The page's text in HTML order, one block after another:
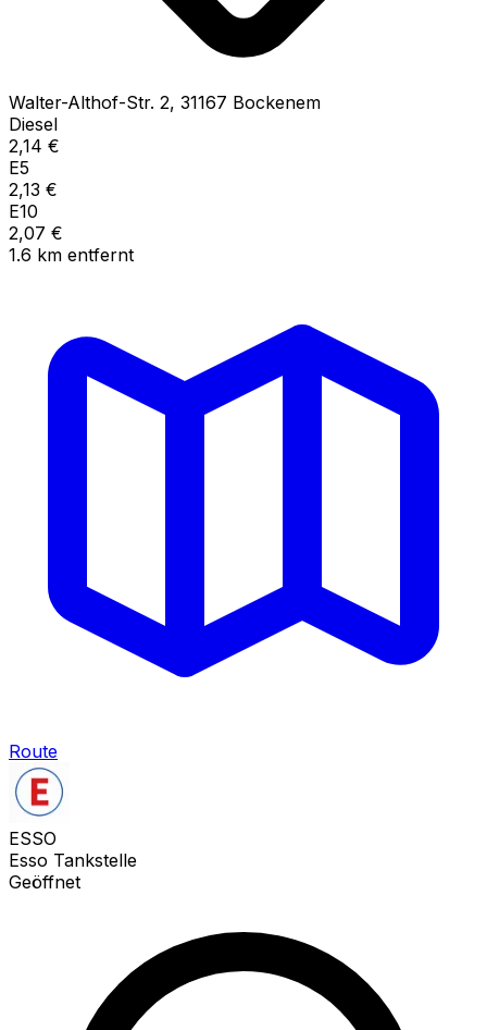
Walter-Althof-Str. 2, 31167 Bockenem
Diesel
2,14 €
E5
2,13 €
E10
2,07 €
1.6 km entfernt
Route
ESSO
Esso Tankstelle
Geöffnet